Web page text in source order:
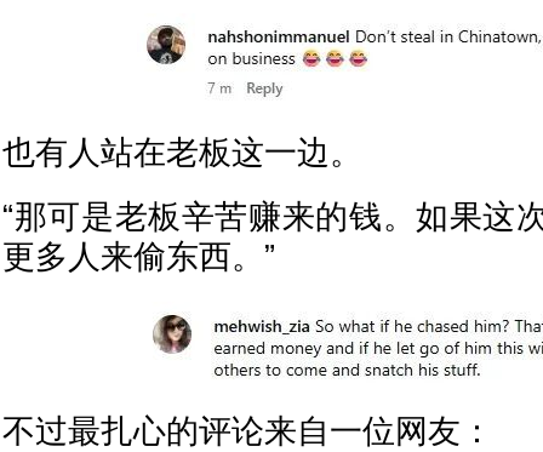
也有人站在老板这一边。
“那可是老板辛苦赚来的钱。如果这
更多人来偷东西。”
不过最扎心的评论来自一位网友：